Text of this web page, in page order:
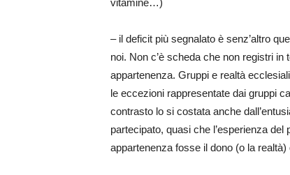
vitamine…)
– il deficit più segnalato è senz’altro
noi. Non c’è scheda che non registri
appartenenza. Gruppi e realtà
le eccezioni rappresentate dai gruppi
contrasto lo si costata anche
partecipato, quasi che l’esperienza
appartenenza fosse il dono (o la